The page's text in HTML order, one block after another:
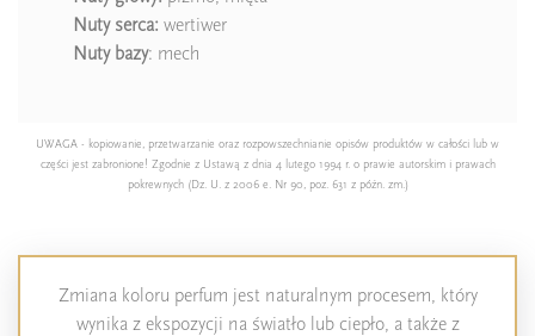
Nuty serca: wertiwer
Nuty bazy: mech
UWAGA - kopiowanie, przetwarzanie oraz rozpowszechnianie opisów produktów w całości lub w
części jest zabronione! Zgodnie z Ustawą z dnia 4 lutego 1994 r. o prawie autorskim i prawach
pokrewnych (Dz. U. z 2006 e. Nr 90, poz. 631 z późn. zm.)
Zmiana koloru perfum jest naturalnym procesem, który
wynika z ekspozycji na światło lub ciepło, a także z